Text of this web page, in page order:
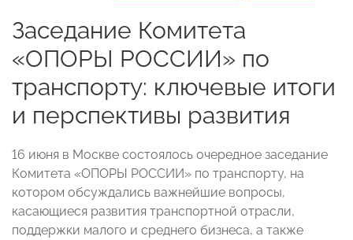
Заседание Комитета
«ОПОРЫ РОССИИ» по
транспорту: ключевые итоги
и перспективы развития
16 июня в Москве состоялось очередное заседание
Комитета «ОПОРЫ РОССИИ» по транспорту, на
котором обсуждались важнейшие вопросы,
касающиеся развития транспортной отрасли,
поддержки малого и среднего бизнеса, а также